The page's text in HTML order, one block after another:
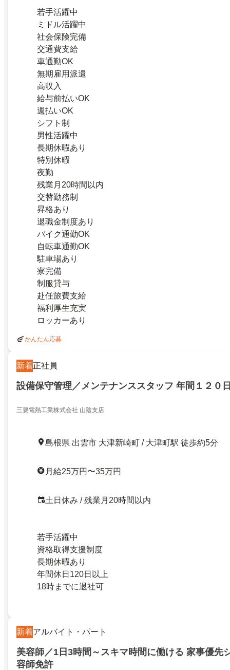
若手活躍中
ミドル活躍中
社会保険完備
交通費支給
車通勤OK
無期雇用派遣
高収入
給与前払いOK
週払いOK
シフト制
男性活躍中
長期休暇あり
特別休暇
夜勤
残業月20時間以内
交替勤務制
昇格あり
退職金制度あり
バイク通勤OK
自転車通勤OK
駐車場あり
寮完備
制服貸与
赴任旅費支給
福利厚生充実
ロッカーあり
かんたん応募
新着正社員
設備保守管理／メンテナンススタッフ 年間１２０
三要電熱工業株式会社 山陰支店
島根県 出雲市 大津新崎町 / 大津町駅 徒歩約5分
月給25万円〜35万円
土日休み / 残業月20時間以内
若手活躍中
資格取得支援制度
長期休暇あり
年間休日120日以上
18時までに退社可
新着アルバイト・パート
美容師／1日3時間～スキマ時間に働ける 家事優先
容師免許